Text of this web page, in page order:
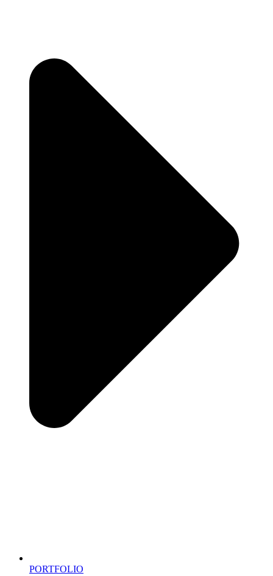
PORTFOLIO